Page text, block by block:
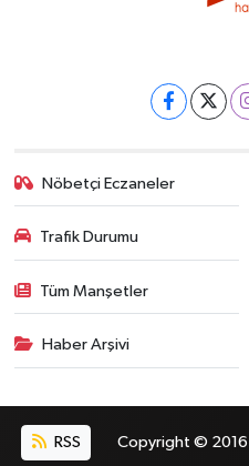
Nöbetçi Eczaneler
Trafik Durumu
Tüm Manşetler
Haber Arşivi
RSS Copyright © 2016